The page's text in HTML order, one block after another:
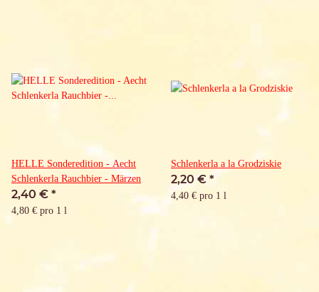
HELLE Sonderedition - Aecht
Schlenkerla Rauchbier - Märzen
2,40 € *
4,80 € pro 1 l
Schlenkerla a la Grodziskie
2,20 € *
4,40 € pro 1 l